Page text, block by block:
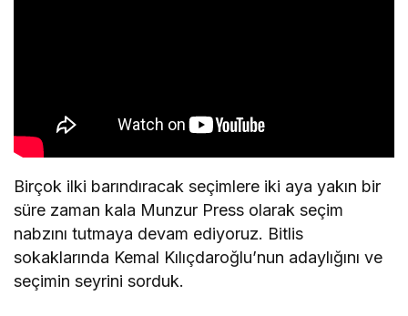
Birçok ilki barındıracak seçimlere iki aya yakın bir
süre zaman kala Munzur Press olarak seçim
nabzını tutmaya devam ediyoruz. Bitlis
sokaklarında Kemal Kılıçdaroğlu’nun adaylığını ve
seçimin seyrini sorduk.